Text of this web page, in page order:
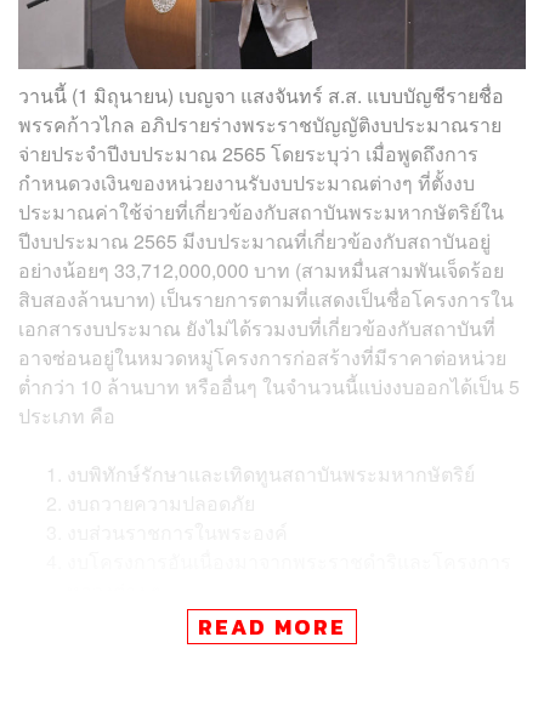
วานนี้ (1 มิถุนายน) เบญจา แสงจันทร์ ส.ส. แบบบัญชีรายชื่อ
พรรคก้าวไกล อภิปรายร่างพระราชบัญญัติงบประมาณราย
จ่ายประจำปีงบประมาณ 2565 โดยระบุว่า เมื่อพูดถึงการ
กำหนดวงเงินของหน่วยงานรับงบประมาณต่างๆ ที่ตั้งงบ
ประมาณค่าใช้จ่ายที่เกี่ยวข้องกับสถาบันพระมหากษัตริย์ใน
ปีงบประมาณ 2565 มีงบประมาณที่เกี่ยวข้องกับสถาบันอยู่
อย่างน้อยๆ 33,712,000,000 บาท (สามหมื่นสามพันเจ็ดร้อย
สิบสองล้านบาท) เป็นรายการตามที่แสดงเป็นชื่อโครงการใน
เอกสารงบประมาณ ยังไม่ได้รวมงบที่เกี่ยวข้องกับสถาบันที่
อาจซ่อนอยู่ในหมวดหมู่โครงการก่อสร้างที่มีราคาต่อหน่วย
ต่ำกว่า 10 ล้านบาท หรืออื่นๆ ในจำนวนนี้แบ่งงบออกได้เป็น 5
ประเภท คือ
งบพิทักษ์รักษาและเทิดทูนสถาบันพระมหากษัตริย์
งบถวายความปลอดภัย
งบอื่นๆ เช่น พระราชทานเพลิงศพ เครื่องราช
READ MORE